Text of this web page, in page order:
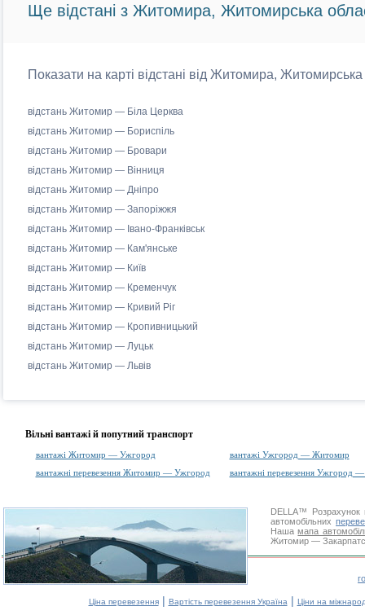
Ще відстані з Житомира, Житомирська
Показати на карті відстані від Житомира,
відстань Житомир — Біла Церква
відстань Житомир — Бориспіль
відстань Житомир — Бровари
відстань Житомир — Вінниця
відстань Житомир — Дніпро
відстань Житомир — Запоріжжя
відстань Житомир — Івано-Франківськ
відстань Житомир — Кам'янське
відстань Житомир — Київ
відстань Житомир — Кременчук
відстань Житомир — Кривий Ріг
відстань Житомир — Кропивницький
відстань Житомир — Луцьк
відстань Житомир — Львів
Вільні вантажі й попутний транспорт
вантажі Житомир — Ужгород
вантажі Ужгород — Житомир
вантажні перевезення Житомир — Ужгород
вантажні перевезення Ужгород
DELLA™
Розрахунок
автомобільних
Нашамапа
Житомир —
Ціна перевезення| Вартість перевезення Україна | Ціни на